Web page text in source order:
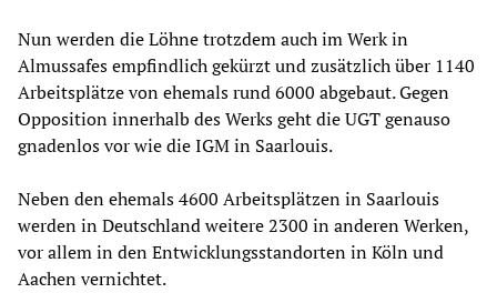
Nun werden die Löhne trotzdem auch im Werk in
Almussafes empfindlich gekürzt und zusätzlich über 1140
Arbeitsplätze von ehemals rund 6000 abgebaut. Gegen
Opposition innerhalb des Werks geht die UGT genauso
gnadenlos vor wie die IGM in Saarlouis.
Neben den ehemals 4600 Arbeitsplätzen in Saarlouis
werden in Deutschland weitere 2300 in anderen Werken,
vor allem in den Entwicklungsstandorten in Köln und
Aachen vernichtet.